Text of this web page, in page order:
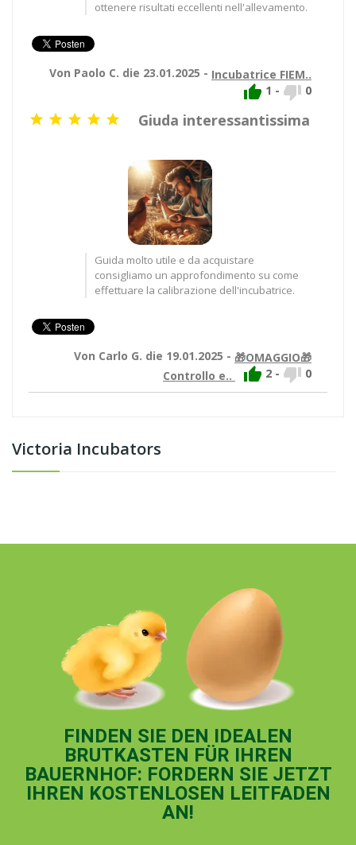
Victoria Incubators
ottenere risultati eccellenti nell'allevamento.
Von Paolo C. die 23.01.2025 - Incubatrice FIEM..
 1 -  0
     Giuda interessantissima
Guida molto utile e da acquistare
consigliamo un approfondimento su come
effettuare la calibrazione dell'incubatrice.
Von Carlo G. die 19.01.2025 - 🎁OMAGGIO🎁
Controllo e..
 2 -  0
FINDEN SIE DEN IDEALEN
BRUTKASTEN FÜR IHREN
BAUERNHOF: FORDERN SIE JETZT
IHREN KOSTENLOSEN LEITFADEN
AN!